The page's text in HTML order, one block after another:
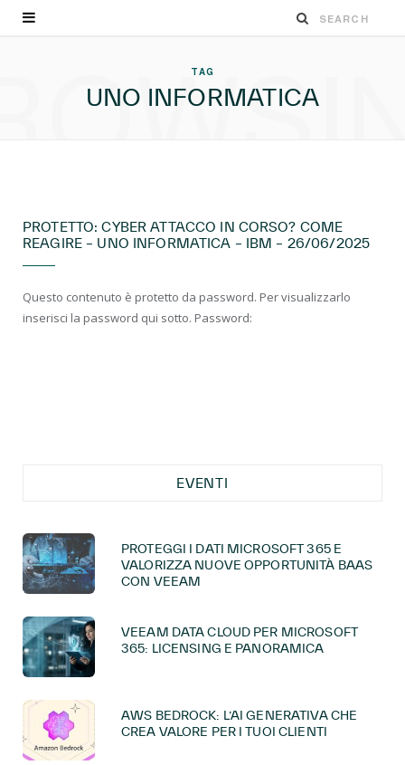
TAG
UNO INFORMATICA
PROTETTO: CYBER ATTACCO IN CORSO? COME
REAGIRE – UNO INFORMATICA – IBM – 26/06/2025
Questo contenuto è protetto da password. Per visualizzarlo
inserisci la password qui sotto. Password:
EVENTI
PROTEGGI I DATI MICROSOFT 365 E
VALORIZZA NUOVE OPPORTUNITÀ BAAS
CON VEEAM
VEEAM DATA CLOUD PER MICROSOFT
365: LICENSING E PANORAMICA
AWS BEDROCK: L’AI GENERATIVA CHE
CREA VALORE PER I TUOI CLIENTI